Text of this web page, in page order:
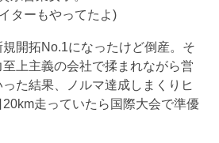
ターもやってたよ)
開拓No.1になったけど倒産。そ
上主義の会社で揉まれながら営
た結果、ノルマ達成しまくりヒ
走っていたら国際大会で準優